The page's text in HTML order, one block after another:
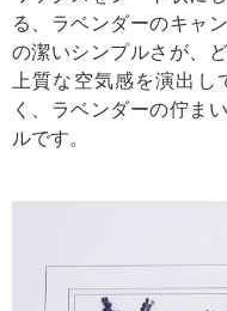
る、ラベンダーのキャ
の潔いシンプルさが、
上質な空気感を演出
く、ラベンダーの佇ま
ルです。